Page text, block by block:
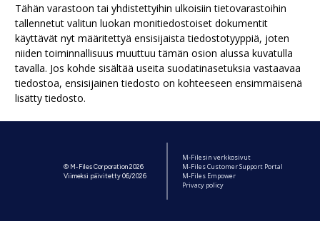
Tähän varastoon tai yhdistettyihin ulkoisiin tietovarastoihin
tallennetut valitun luokan monitiedostoiset dokumentit
käyttävät nyt määritettyä ensisijaista tiedostotyyppiä, joten
niiden toiminnallisuus muuttuu tämän osion alussa kuvatulla
tavalla. Jos kohde sisältää useita suodatinasetuksia vastaavaa
tiedostoa, ensisijainen tiedosto on kohteeseen ensimmäisenä
lisätty tiedosto.
© M-Files Corporation 2026
Viimeksi päivitetty 06/2026
M-Filesin verkkosivut
M-Files Customer Support Portal
M-Files Empower
Privacy policy